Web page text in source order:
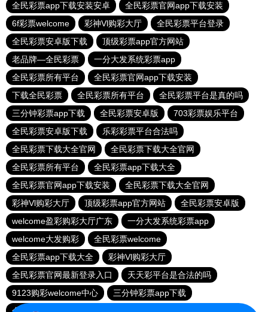
全民彩票app下载安装安卓
全民彩票官网app下载安装
6f彩票welcome
彩神Vl购彩大厅
全民彩票平台登录
全民彩票安卓版下载
顶级彩票app官方网站
老品牌—全民彩票
一分大发系统彩票app
全民彩票所有平台
全民彩票官网app下载安装
下载全民彩票
全民彩票所有平台
全民彩票平台是真的吗
三分钟彩票app下载
全民彩票安卓版
703彩票娱乐平台
全民彩票安卓版下载
乐彩彩票平台合法吗
全民彩票下载大全官网
全民彩票下载大全官网
全民彩票所有平台
全民彩票app下载大全
全民彩票官网app下载安装
全民彩票下载大全官网
彩神Vl购彩大厅
顶级彩票app官方网站
全民彩票安卓版
welcome盈彩购彩大厅广东
一分大发系统彩票app
welcome大发购彩
全民彩票welcome
全民彩票app下载大全
彩神Vl购彩大厅
全民彩票官网最新登录入口
天天彩平台是合法的吗
9123购彩welcome中心
三分钟彩票app下载